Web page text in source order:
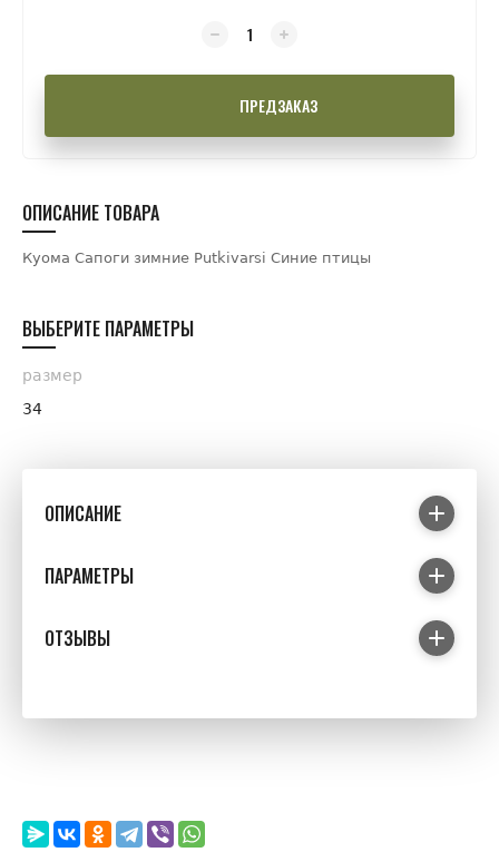
ПРЕДЗАКАЗ
ОПИСАНИЕ ТОВАРА
Куома Сапоги зимние Putkivarsi Синие птицы
ВЫБЕРИТЕ ПАРАМЕТРЫ
размер
34
ОПИСАНИЕ
ПАРАМЕТРЫ
ОТЗЫВЫ